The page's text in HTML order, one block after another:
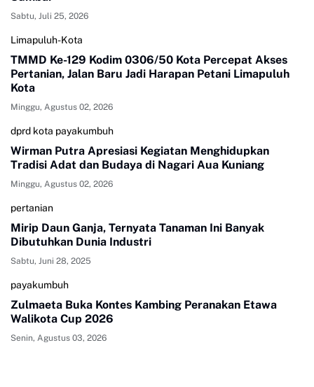
Sabtu, Juli 25, 2026
Limapuluh-Kota
TMMD Ke-129 Kodim 0306/50 Kota Percepat Akses
Pertanian, Jalan Baru Jadi Harapan Petani Limapuluh
Kota
Minggu, Agustus 02, 2026
dprd kota payakumbuh
Wirman Putra Apresiasi Kegiatan Menghidupkan
Tradisi Adat dan Budaya di Nagari Aua Kuniang
Minggu, Agustus 02, 2026
pertanian
Mirip Daun Ganja, Ternyata Tanaman Ini Banyak
Dibutuhkan Dunia Industri
Sabtu, Juni 28, 2025
payakumbuh
Zulmaeta Buka Kontes Kambing Peranakan Etawa
Walikota Cup 2026
Senin, Agustus 03, 2026